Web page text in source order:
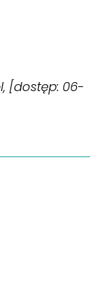
[dostęp: 06-